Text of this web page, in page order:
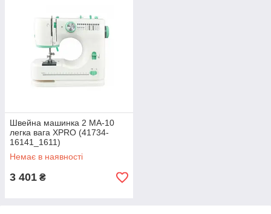
Швейна машинка 2 МА-10
легка вага XPRO (41734-
16141_1611)
Немає в наявності
3 401 ₴